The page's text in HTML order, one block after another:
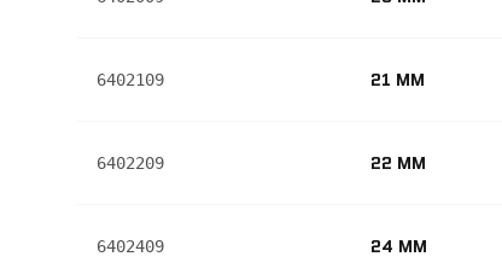
6402109 21 MM
6402209 22 MM
6402409 24 MM